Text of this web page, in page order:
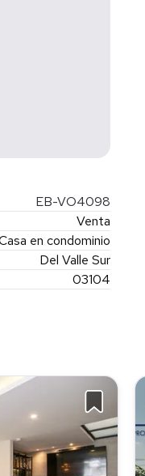
EB-VO4098
Venta
en condominio
Del Valle Sur
03104